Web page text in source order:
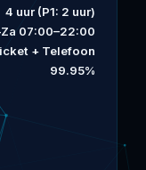
4 uur (P1: 2 uur)
07:00–22:00
+ Telefoon
99.95%